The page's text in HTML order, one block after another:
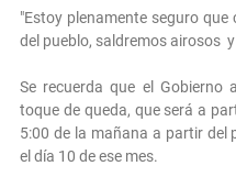
"Estoy plenamente seguro
del pueblo, saldremos airosos
Se recuerda que el Gobierno
toque de queda, que será a
5:00 de la mañana a partir del
el día 10 de ese mes.